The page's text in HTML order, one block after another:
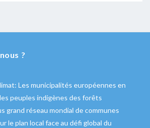
?
Les municipalités européennes en
peuples indigènes des forêts
grand réseau mondial de communes
le plan local face au défi global du